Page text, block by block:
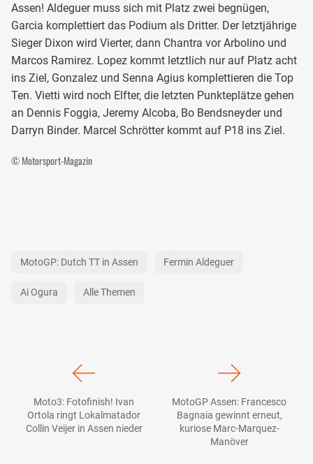
Assen! Aldeguer muss sich mit Platz zwei begnügen,
Garcia komplettiert das Podium als Dritter. Der letztjährige
Sieger Dixon wird Vierter, dann Chantra vor Arbolino und
Marcos Ramirez. Lopez kommt letztlich nur auf Platz acht
ins Ziel, Gonzalez und Senna Agius komplettieren die Top
Ten. Vietti wird noch Elfter, die letzten Punkteplätze gehen
an Dennis Foggia, Jeremy Alcoba, Bo Bendsneyder und
Darryn Binder. Marcel Schrötter kommt auf P18 ins Ziel.
© Motorsport-Magazin
MotoGP: Dutch TT in Assen Fermin Aldeguer
Ai Ogura Alle Themen
Moto3: Fotofinish! Ivan
Ortola ringt Lokalmatador
Collin Veijer in Assen nieder
MotoGP Assen: Francesco
Bagnaia gewinnt erneut,
kuriose Marc-Marquez-
Manöver